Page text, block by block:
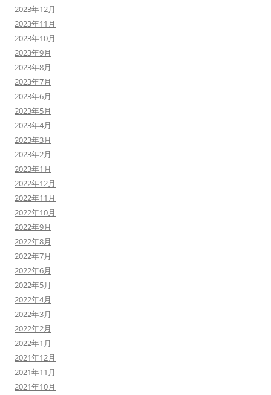
2023年12月
2023年11月
2023年10月
2023年9月
2023年8月
2023年7月
2023年6月
2023年5月
2023年4月
2023年3月
2023年2月
2023年1月
2022年12月
2022年11月
2022年10月
2022年9月
2022年8月
2022年7月
2022年6月
2022年5月
2022年4月
2022年3月
2022年2月
2022年1月
2021年12月
2021年11月
2021年10月